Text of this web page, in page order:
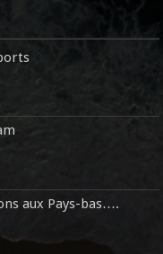
aux Pays-bas….